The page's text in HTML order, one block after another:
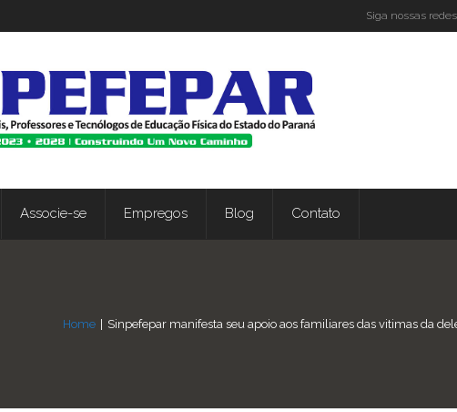
Siga nossas
Associe-se Empregos Blog Contato
Home Sinpefepar manifesta seu apoio aos familiares das vitimas da